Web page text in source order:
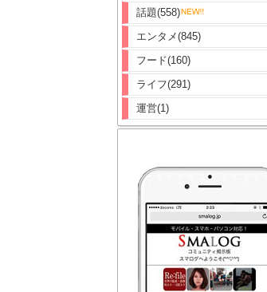
話題(558)
エンタメ(845)
フード(160)
ライフ(291)
運営(1)